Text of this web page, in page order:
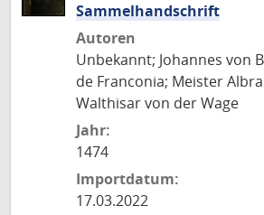
Sammelhandschrift
Autoren
Unbekannt; Johannes von
de Franconia; Meister
Walthisar von der Wage
Jahr:
1474
Importdatum:
17.03.2022